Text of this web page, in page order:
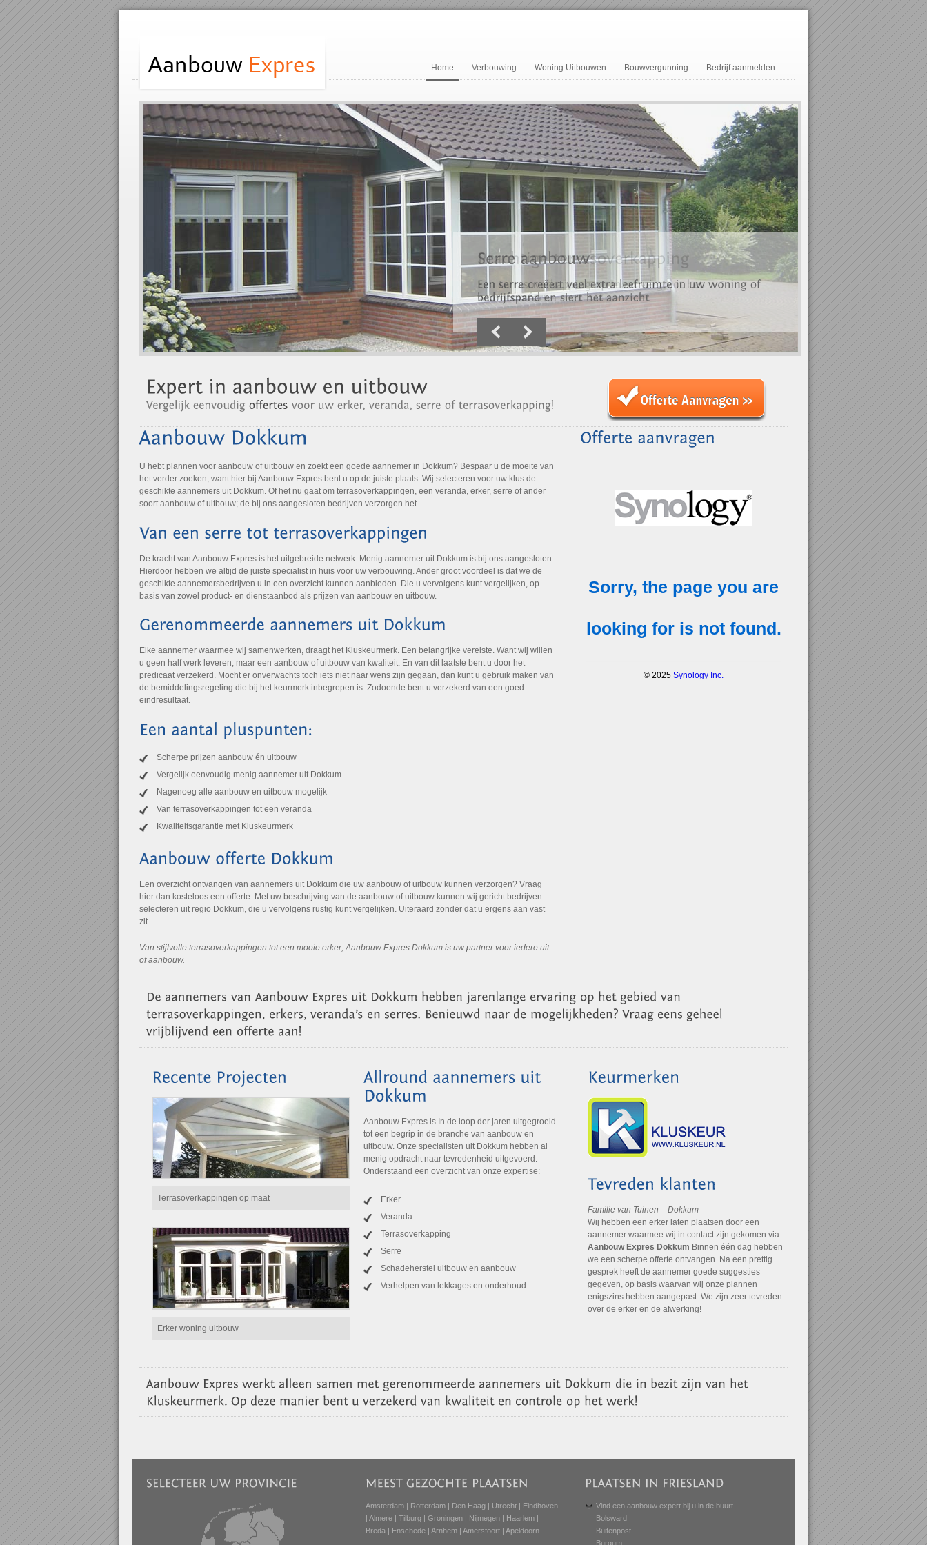
Home Verbouwing Woning Uitbouwen Bouwvergunning Bedrijf aanmelden
U hebt plannen voor aanbouw of uitbouw en zoekt een goede aannemer in Dokkum? Bespaar u de moeite van
het verder zoeken, want hier bij Aanbouw Expres bent u op de juiste plaats. Wij selecteren voor uw klus de
geschikte aannemers uit Dokkum. Of het nu gaat om terrasoverkappingen, een veranda, erker, serre of ander
soort aanbouw of uitbouw; de bij ons aangesloten bedrijven verzorgen het.
De kracht van Aanbouw Expres is het uitgebreide netwerk. Menig aannemer uit Dokkum is bij ons aangesloten.
Hierdoor hebben we altijd de juiste specialist in huis voor uw verbouwing. Ander groot voordeel is dat we de
geschikte aannemersbedrijven u in een overzicht kunnen aanbieden. Die u vervolgens kunt vergelijken, op
basis van zowel product- en dienstaanbod als prijzen van aanbouw en uitbouw.
Elke aannemer waarmee wij samenwerken, draagt het Kluskeurmerk. Een belangrijke vereiste. Want wij willen
u geen half werk leveren, maar een aanbouw of uitbouw van kwaliteit. En van dit laatste bent u door het
predicaat verzekerd. Mocht er onverwachts toch iets niet naar wens zijn gegaan, dan kunt u gebruik maken van
de bemiddelingsregeling die bij het keurmerk inbegrepen is. Zodoende bent u verzekerd van een goed
eindresultaat.
Scherpe prijzen aanbouw én uitbouw
Vergelijk eenvoudig menig aannemer uit Dokkum
Nagenoeg alle aanbouw en uitbouw mogelijk
Van terrasoverkappingen tot een veranda
Kwaliteitsgarantie met Kluskeurmerk
Een overzicht ontvangen van aannemers uit Dokkum die uw aanbouw of uitbouw kunnen verzorgen? Vraag
hier dan kosteloos een offerte. Met uw beschrijving van de aanbouw of uitbouw kunnen wij gericht bedrijven
selecteren uit regio Dokkum, die u vervolgens rustig kunt vergelijken. Uiteraard zonder dat u ergens aan vast
zit.
Van stijlvolle terrasoverkappingen tot een mooie erker; Aanbouw Expres Dokkum is uw partner voor iedere uit-
of aanbouw.
Terrasoverkappingen op maat
Erker woning uitbouw
Aanbouw Expres is In de loop der jaren uitgegroeid
tot een begrip in de branche van aanbouw en
uitbouw. Onze specialisten uit Dokkum hebben al
menig opdracht naar tevredenheid uitgevoerd.
Onderstaand een overzicht van onze expertise:
Erker
Veranda
Terrasoverkapping
Serre
Schadeherstel uitbouw en aanbouw
Verhelpen van lekkages en onderhoud
Familie van Tuinen – Dokkum
Wij hebben een erker laten plaatsen door een
aannemer waarmee wij in contact zijn gekomen via
Aanbouw Expres Dokkum Binnen één dag hebben
we een scherpe offerte ontvangen. Na een prettig
gesprek heeft de aannemer goede suggesties
gegeven, op basis waarvan wij onze plannen
enigszins hebben aangepast. We zijn zeer tevreden
over de erker en de afwerking!
Amsterdam Rotterdam Den Haag Utrecht
Eindhoven
Almere Tilburg Groningen Nijmegen Haarlem
Breda
Enschede Arnhem Amersfoort Apeldoorn
Vind een aanbouw expert bij u in de buurt
Bolsward
Buitenpost
Burgum